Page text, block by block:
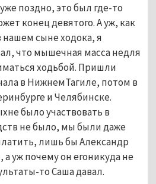
поздно, это был где-то
конец девятого. А уж, как
нашем сыне ходока, я
что мышечная масса недля
ходьбой. Пришли
в НижнемТагиле, потом в
и Челябинске.
было участвовать в
не было, мы были даже
лишь бы Александр
а уж почему он егоникуда не
то Саша давал.